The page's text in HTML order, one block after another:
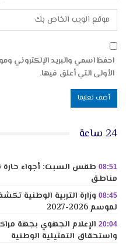
احفظ اسمي والبريد الإلكتروني
الأولى التي أعلق فيها.
24 ساعة
08:51 طقس السبت: أجواء حارة
مناطق
08:45 وزارة التربية الوطنية
لموسم 2026-2027
20:04 الإعلام الجهوي بجهة
واستحقاق التمثيلية الوطنية